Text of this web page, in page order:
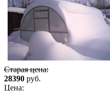
Старая цена:
28390 руб.
Цена: